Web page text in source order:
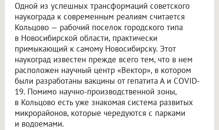
Одной из успешных трансформаций советского
наукограда к современным реалиям считается
Кольцово — рабочий поселок городского типа
в Новосибирской области, практически
примыкающий к самому Новосибирску. Этот
наукоград известен прежде всего тем, что в нем
расположен научный центр «Вектор», в котором
были разработаны вакцины от гепатита А и COVID-
19. Помимо научно-производственной зоны,
в Кольцово есть уже знакомая система развитых
микрорайонов, которые чередуются с парками
и водоемами.